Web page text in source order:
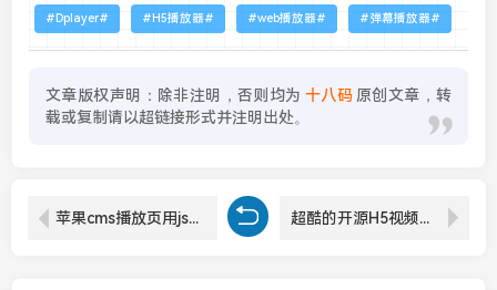
Dplayer H5播放器 web播放器 弹幕播放器
文章版权声明：除非注明，否则均为 十八码 原创文章，转
载或复制请以超链接形式并注明出处。
苹果cms播放页用js代码加入一个倒计时贴片广告后效果 超酷的开源H5视频播放器CKplayer